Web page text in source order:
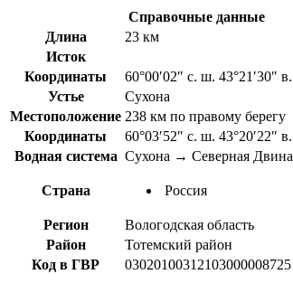
Справочные данные
Длина
23 км
Исток
Координаты
60°00′02″ с. ш. 43°21′30″
Устье
Сухона
Местоположение 238 км по правому берегу
Координаты
60°03′52″ с. ш. 43°20′22″
Водная система Сухона → Северная
Страна Россия
Регион
Вологодская область
Район
Тотемский район
Код в ГВР
03020100312103000008725